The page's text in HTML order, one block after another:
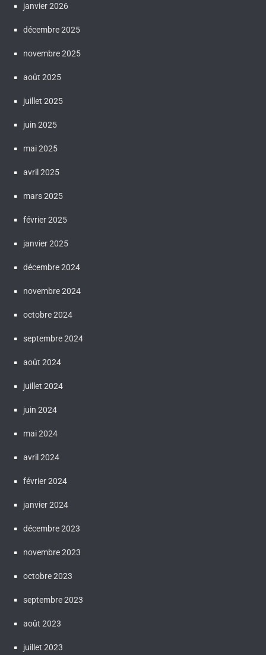
janvier 2026
décembre 2025
novembre 2025
août 2025
juillet 2025
juin 2025
mai 2025
avril 2025
mars 2025
février 2025
janvier 2025
décembre 2024
novembre 2024
octobre 2024
septembre 2024
août 2024
juillet 2024
juin 2024
mai 2024
avril 2024
février 2024
janvier 2024
décembre 2023
novembre 2023
octobre 2023
septembre 2023
août 2023
juillet 2023